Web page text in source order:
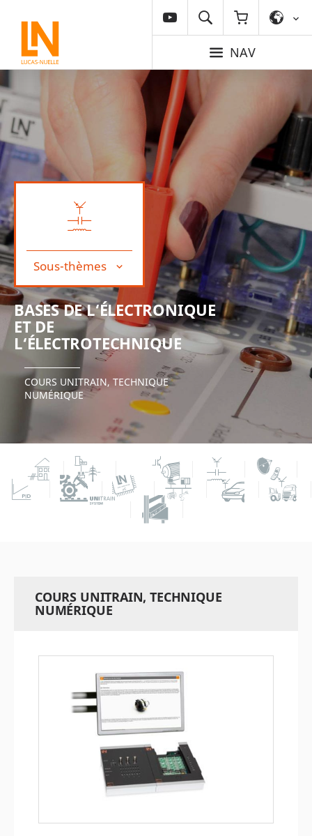
NAV
Sous-thèmes
BASES DE L‘ÉLECTRONIQUE
ET DE
L‘ÉLECTROTECHNIQUE
COURS UNITRAIN, TECHNIQUE
NUMÉRIQUE
COURS UNITRAIN, TECHNIQUE
NUMÉRIQUE